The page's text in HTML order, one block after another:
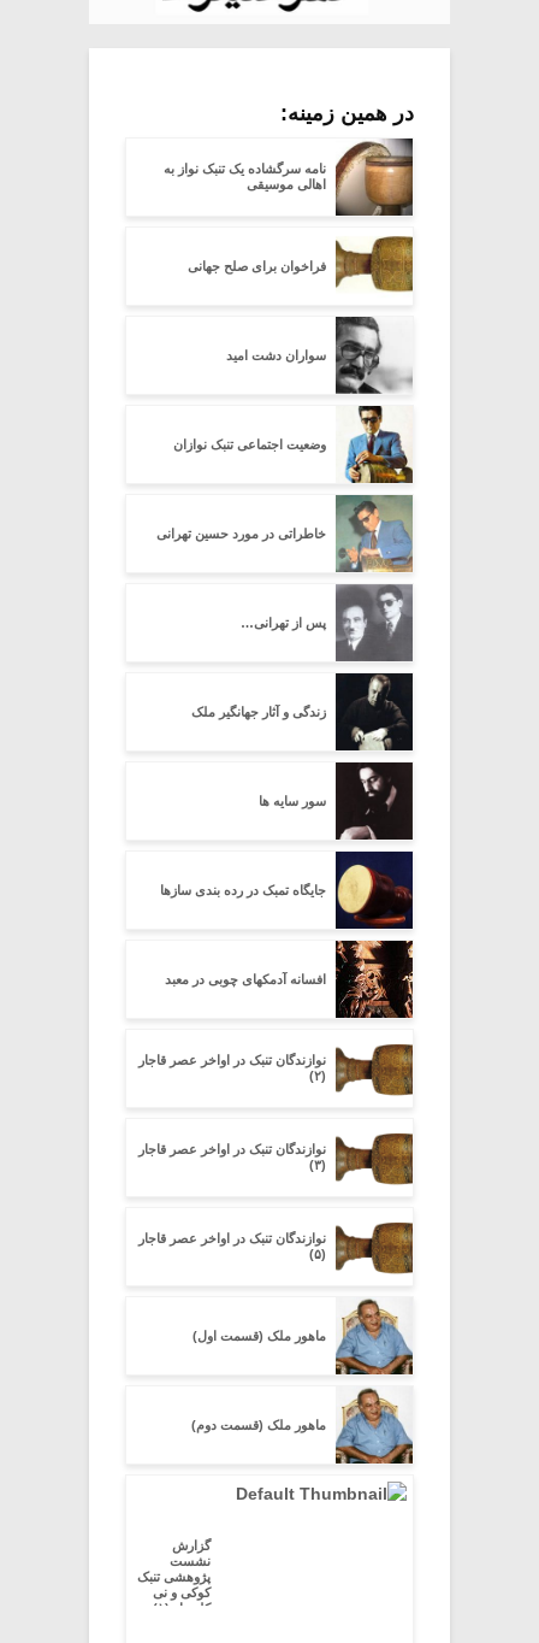
در همین زمینه:
نامه سرگشاده یک تنبک نواز به
اهالی موسیقی
فراخوان برای صلح جهانی
سواران دشت امید
وضعیت اجتماعی تنبک نوازان
خاطراتی در مورد حسین تهرانی
پس از تهرانی…
زندگی و آثار جهانگیر ملک
سور سایه ها
جایگاه تمبک در رده بندی سازها
افسانه آدمکهای چوبی در معبد
نوازندگان تنبک در اواخر عصر قاجار
(۲)
نوازندگان تنبک در اواخر عصر قاجار
(۳)
نوازندگان تنبک در اواخر عصر قاجار
(۵)
ماهور ملک (قسمت اول)
ماهور ملک (قسمت دوم)
گزارش
نشست
پژوهشی تنبک
کوکی و نی
کلیددار (۱)